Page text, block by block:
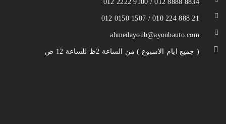
012 2222 9100 / 012 8888 8834
012 0150 1507 / 010 224 888 21
ahmedayoub@ayoubauto.com
( جميع ايام الاسبوع ) من الساعة 2ظ للساعة 12 ص